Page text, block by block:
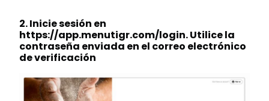
2. Inicie sesión en
https://app.menutigr.com/login. Utilice la
contraseña enviada en el correo electrónico
de verificación